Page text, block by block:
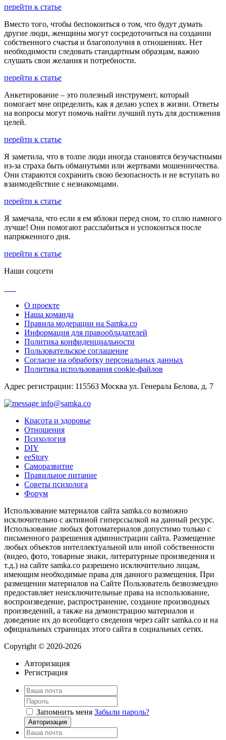
перейти к статье
Вместо того, чтобы беспокоиться о том, что будут думать
другие люди, женщины могут сосредоточиться на создании
собственного счастья и благополучия в отношениях. Нет
необходимости следовать стандартным образцам, важно
слушать свои желания и потребности.
перейти к статье
Анкетирование – это полезный инструмент, который
помогает мне определить, как я делаю успех в жизни. Ответы
на вопросы могут помочь найти лучший путь для достижения
целей.
перейти к статье
Я заметила, что в толпе люди иногда становятся безучастными
из-за страха быть обманутыми или жертвами мошенничества.
Они стараются сохранить свою безопасность и не вступать во
взаимодействие с незнакомцами.
перейти к статье
Я замечала, что если я ем яблоки перед сном, то сплю намного
лучше! Они помогают расслабиться и успокоиться после
напряженного дня.
перейти к статье
Наши соцсети
О проекте
Наша команда
Правила модерации на Samka.co
Информация для правообладателей
Политика конфиденциальности
Пользовательское соглашение
Согласие на обработку персональных данных
Политика использования cookie-файлов
Адрес регистрации: 115563 Москва ул. Генерала Белова, д. 7
info@samka.co
Красота и здоровье
Отношения
Психология
DIY
ееStory
Саморазвитие
Правильное питание
Советы психолога
Форум
Использование материалов сайта samka.co возможно
исключительно с активной гиперссылкой на данный ресурс.
Использование любых фотоматериалов допустимо только с
письменного разрешения администрации сайта. Размещение
любых объектов интеллектуальной или иной собственности
(видео, фото, товарные знаки, литературные произведения и
т.д.) на сайте samka.co разрешено исключительно лицам,
имеющим необходимые права для данного размещения. При
размещении материалов на Сайте Пользователь безвозмездно
предоставляет неисключительные права на использование,
воспроизведение, распространение, создание производных
произведений, а также на демонстрацию материалов и
доведение их до всеобщего сведения через сайт samka.co и на
официальных страницах этого сайта в социальных сетях.
Copyright © 2020-2026
Авторизация
Регистрация
Запомнить меня Забыли пароль?
Авторизация